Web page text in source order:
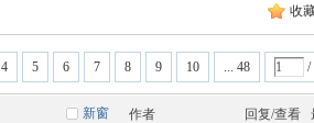
收
4 5 6 7 8 9 10 ... 48 /
新窗 作者 回复/查看